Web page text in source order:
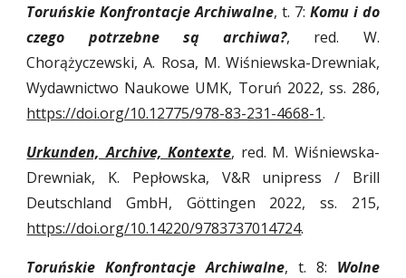
Toruńskie Konfrontacje Archiwalne, t. 7: Komu i do
czego potrzebne są archiwa?, red. W.
Chorążyczewski, A. Rosa, M. Wiśniewska-Drewniak,
Wydawnictwo Naukowe UMK, Toruń 2022, ss. 286,
https://doi.org/10.12775/978-83-231-4668-1.
Urkunden, Archive, Kontexte, red. M. Wiśniewska-
Drewniak, K. Pepłowska, V&R unipress / Brill
Deutschland GmbH, Göttingen 2022, ss. 215,
https://doi.org/10.14220/9783737014724.
Toruńskie Konfrontacje Archiwalne, t. 8: Wolne